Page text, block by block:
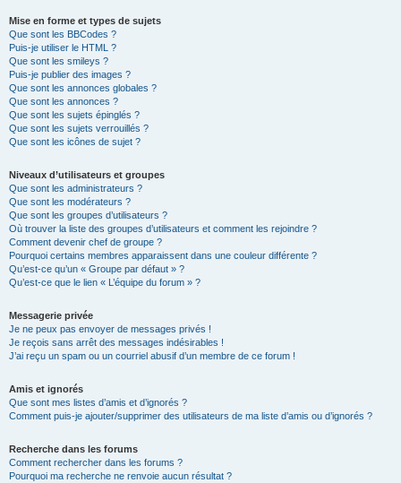
Mise en forme et types de sujets
Que sont les BBCodes ?
Puis-je utiliser le HTML ?
Que sont les smileys ?
Puis-je publier des images ?
Que sont les annonces globales ?
Que sont les annonces ?
Que sont les sujets épinglés ?
Que sont les sujets verrouillés ?
Que sont les icônes de sujet ?
Niveaux d’utilisateurs et groupes
Que sont les administrateurs ?
Que sont les modérateurs ?
Que sont les groupes d’utilisateurs ?
Où trouver la liste des groupes d’utilisateurs et comment les rejoindre ?
Comment devenir chef de groupe ?
Pourquoi certains membres apparaissent dans une couleur différente ?
Qu’est-ce qu’un « Groupe par défaut » ?
Qu’est-ce que le lien « L’équipe du forum » ?
Messagerie privée
Je ne peux pas envoyer de messages privés !
Je reçois sans arrêt des messages indésirables !
J’ai reçu un spam ou un courriel abusif d’un membre de ce forum !
Amis et ignorés
Que sont mes listes d’amis et d’ignorés ?
Comment puis-je ajouter/supprimer des utilisateurs de ma liste d’amis ou d’ignorés ?
Recherche dans les forums
Comment rechercher dans les forums ?
Pourquoi ma recherche ne renvoie aucun résultat ?